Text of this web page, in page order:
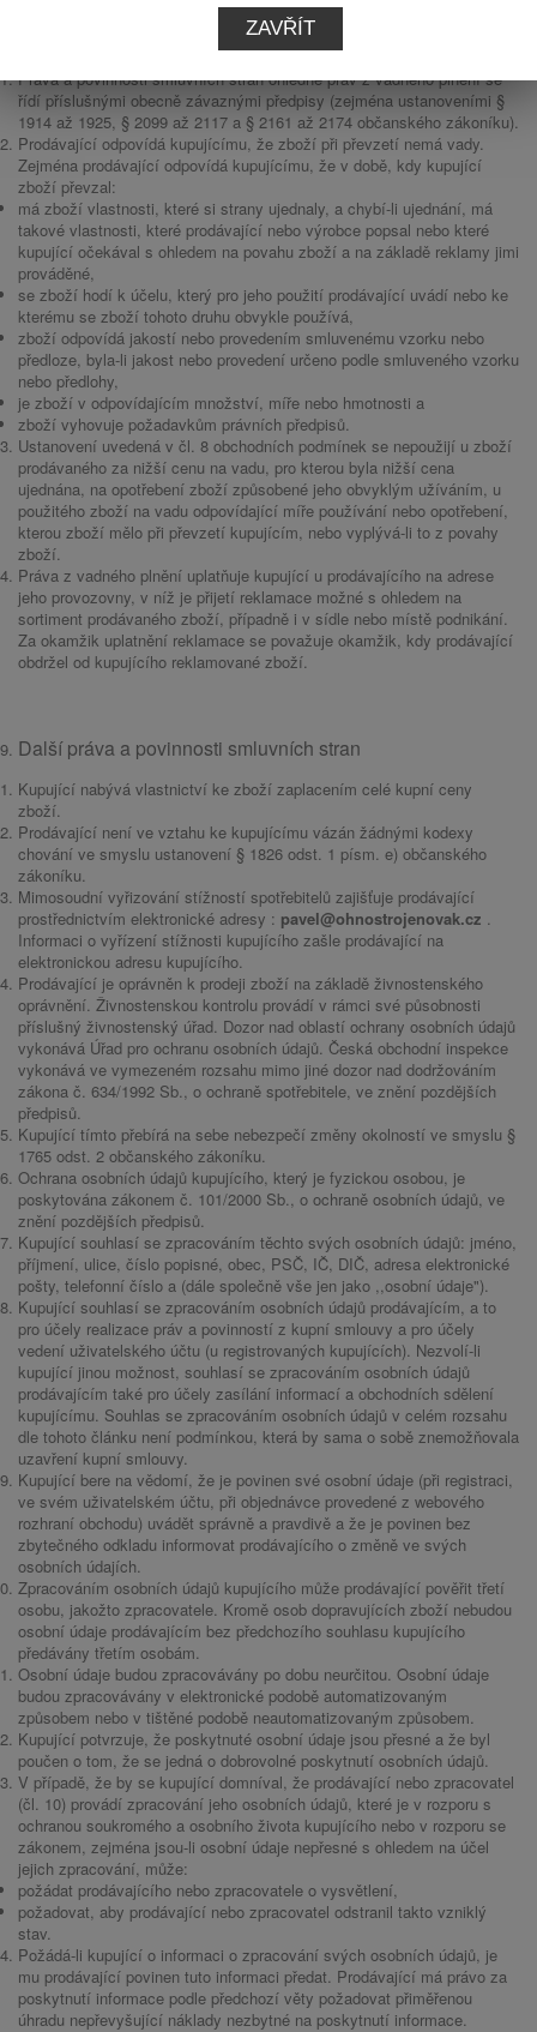
Práva a povinnosti smluvních stran ohledně práv z vadného plnění se
řídí příslušnými obecně závaznými předpisy (zejména ustanoveními §
1914 až 1925, § 2099 až 2117 a § 2161 až 2174 občanského zákoníku).
Prodávající odpovídá kupujícímu, že zboží při převzetí nemá vady.
Zejména prodávající odpovídá kupujícímu, že v době, kdy kupující
zboží převzal:
má zboží vlastnosti, které si strany ujednaly, a chybí-li ujednání, má
takové vlastnosti, které prodávající nebo výrobce popsal nebo které
kupující očekával s ohledem na povahu zboží a na základě reklamy jimi
prováděné,
se zboží hodí k účelu, který pro jeho použití prodávající uvádí nebo ke
kterému se zboží tohoto druhu obvykle používá,
zboží odpovídá jakostí nebo provedením smluvenému vzorku nebo
předloze, byla-li jakost nebo provedení určeno podle smluveného vzorku
nebo předlohy,
je zboží v odpovídajícím množství, míře nebo hmotnosti a
zboží vyhovuje požadavkům právních předpisů.
Ustanovení uvedená v čl. 8 obchodních podmínek se nepoužijí u zboží
prodávaného za nižší cenu na vadu, pro kterou byla nižší cena
ujednána, na opotřebení zboží způsobené jeho obvyklým užíváním, u
použitého zboží na vadu odpovídající míře používání nebo opotřebení,
kterou zboží mělo při převzetí kupujícím, nebo vyplývá-li to z povahy
zboží.
Práva z vadného plnění uplatňuje kupující u prodávajícího na adrese
jeho provozovny, v níž je přijetí reklamace možné s ohledem na
sortiment prodávaného zboží, případně i v sídle nebo místě podnikání.
Za okamžik uplatnění reklamace se považuje okamžik, kdy prodávající
obdržel od kupujícího reklamované zboží.
Další práva a povinnosti smluvních stran
Kupující nabývá vlastnictví ke zboží zaplacením celé kupní ceny
zboží.
Prodávající není ve vztahu ke kupujícímu vázán žádnými kodexy
chování ve smyslu ustanovení § 1826 odst. 1 písm. e) občanského
zákoníku.
Mimosoudní vyřizování stížností spotřebitelů zajišťuje prodávající
prostřednictvím elektronické adresy : pavel@ohnostrojenovak.cz
Informaci o vyřízení stížnosti kupujícího zašle prodávající na
elektronickou adresu kupujícího.
Prodávající je oprávněn k prodeji zboží na základě živnostenského
oprávnění. Živnostenskou kontrolu provádí v rámci své působnosti
příslušný živnostenský úřad. Dozor nad oblastí ochrany osobních údajů
vykonává Úřad pro ochranu osobních údajů. Česká obchodní inspekce
vykonává ve vymezeném rozsahu mimo jiné dozor nad dodržováním
zákona č. 634/1992 Sb., o ochraně spotřebitele, ve znění pozdějších
předpisů.
Kupující tímto přebírá na sebe nebezpečí změny okolností ve smyslu §
1765 odst. 2 občanského zákoníku.
Ochrana osobních údajů kupujícího, který je fyzickou osobou, je
poskytována zákonem č. 101/2000 Sb., o ochraně osobních údajů, ve
znění pozdějších předpisů.
Kupující souhlasí se zpracováním těchto svých osobních údajů: jméno,
příjmení, ulice, číslo popisné, obec, PSČ, IČ, DIČ, adresa elektronické
pošty, telefonní číslo a (dále společně vše jen jako ,,osobní údaje").
Kupující souhlasí se zpracováním osobních údajů prodávajícím, a to
pro účely realizace práv a povinností z kupní smlouvy a pro účely
vedení uživatelského účtu (u registrovaných kupujících). Nezvolí-li
kupující jinou možnost, souhlasí se zpracováním osobních údajů
prodávajícím také pro účely zasílání informací a obchodních sdělení
kupujícímu. Souhlas se zpracováním osobních údajů v celém rozsahu
dle tohoto článku není podmínkou, která by sama o sobě znemožňovala
uzavření kupní smlouvy.
Kupující bere na vědomí, že je povinen své osobní údaje (při registraci,
ve svém uživatelském účtu, při objednávce provedené z webového
rozhraní obchodu) uvádět správně a pravdivě a že je povinen bez
zbytečného odkladu informovat prodávajícího o změně ve svých
osobních údajích.
Zpracováním osobních údajů kupujícího může prodávající pověřit třetí
osobu, jakožto zpracovatele. Kromě osob dopravujících zboží nebudou
osobní údaje prodávajícím bez předchozího souhlasu kupujícího
předávány třetím osobám.
Osobní údaje budou zpracovávány po dobu neurčitou. Osobní údaje
budou zpracovávány v elektronické podobě automatizovaným
způsobem nebo v tištěné podobě neautomatizovaným způsobem.
Kupující potvrzuje, že poskytnuté osobní údaje jsou přesné a že byl
poučen o tom, že se jedná o dobrovolné poskytnutí osobních údajů.
V případě, že by se kupující domníval, že prodávající nebo zpracovatel
(čl. 10) provádí zpracování jeho osobních údajů, které je v rozporu s
ochranou soukromého a osobního života kupujícího nebo v rozporu se
zákonem, zejména jsou-li osobní údaje nepřesné s ohledem na účel
jejich zpracování, může:
požádat prodávajícího nebo zpracovatele o vysvětlení,
požadovat, aby prodávající nebo zpracovatel odstranil takto vzniklý
stav.
Požádá-li kupující o informaci o zpracování svých osobních údajů, je
mu prodávající povinen tuto informaci předat. Prodávající má právo za
poskytnutí informace podle předchozí věty požadovat přiměřenou
úhradu nepřevyšující náklady nezbytné na poskytnutí informace.
ZAVŘÍT